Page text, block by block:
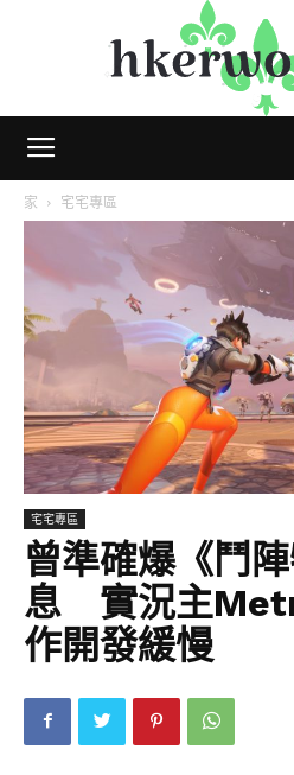
家 宅宅專區
宅宅專區
曾準確爆《鬥
息 實況主
作開發緩慢